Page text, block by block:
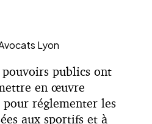
Lyon
publics ont
en œuvre
réglementer les
aux sportifs et à